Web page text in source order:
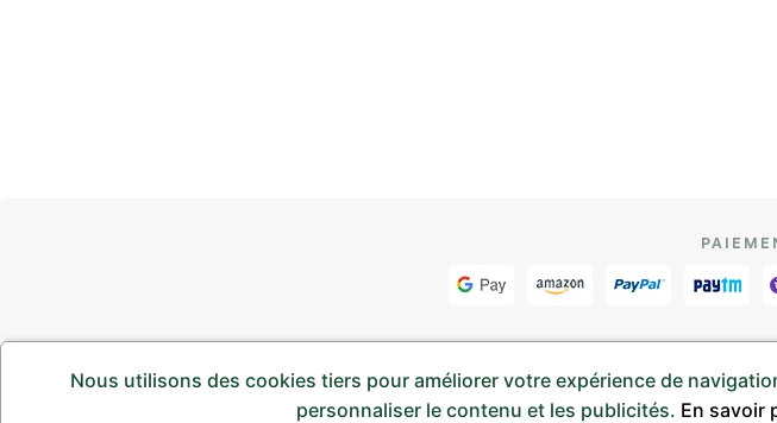
Copyright © 2024Les Confitures de la Hoube.Tous droits réservés. Site réalisé par
Nous utilisons des cookies tiers pour améliorer votre expérience de
personnaliser le contenu et les publicités. En savoir